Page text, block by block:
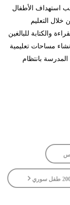
استهداف الأطفال
التعليم
والكتابة للبالغين
مساحات تعليمية
بانتظام